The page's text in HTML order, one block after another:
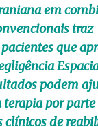
em
traz
que
podem
por parte
clínicos de